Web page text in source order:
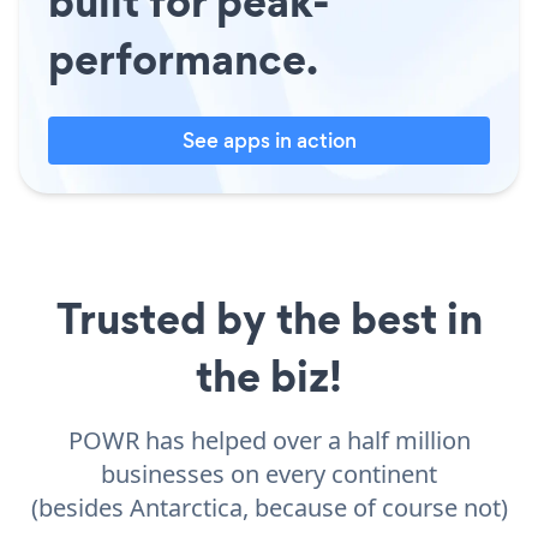
performance.
See apps in action
Trusted by the best in
the biz!
POWR has helped over a half million
businesses on every continent
(besides Antarctica, because of course not)